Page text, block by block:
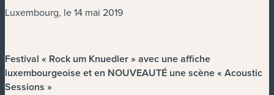
Luxembourg, le 14 mai 2019
Festival « Rock um Knuedler » avec une affiche
luxembourgeoise et en NOUVEAUTÉ une scène « Acoustic
Sessions »